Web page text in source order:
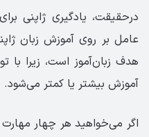
درحقیقت، یادگیری ژاپنی
عامل بر روی آموزش زبان
هدف زبان‌آموز است، زیرا
آموزش بیشتر یا کمتر می‌شود.
اگر می‌خواهید هر چهار